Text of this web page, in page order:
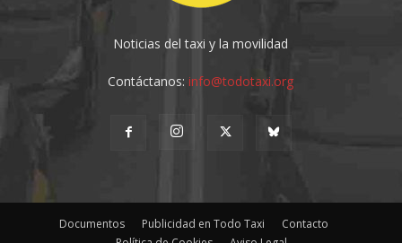
Noticias del taxi y la movilidad
Contáctanos:info@todotaxi.org
Documentos Publicidad en Todo Taxi
Contacto